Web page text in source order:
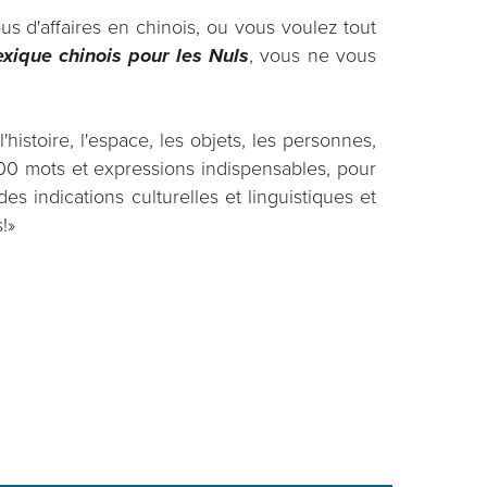
d'affaires en chinois, ou vous voulez tout
chinois pour les Nuls, vous ne vous
l'espace, les objets, les personnes,
mots et expressions indispensables, pour
indications culturelles et linguistiques et